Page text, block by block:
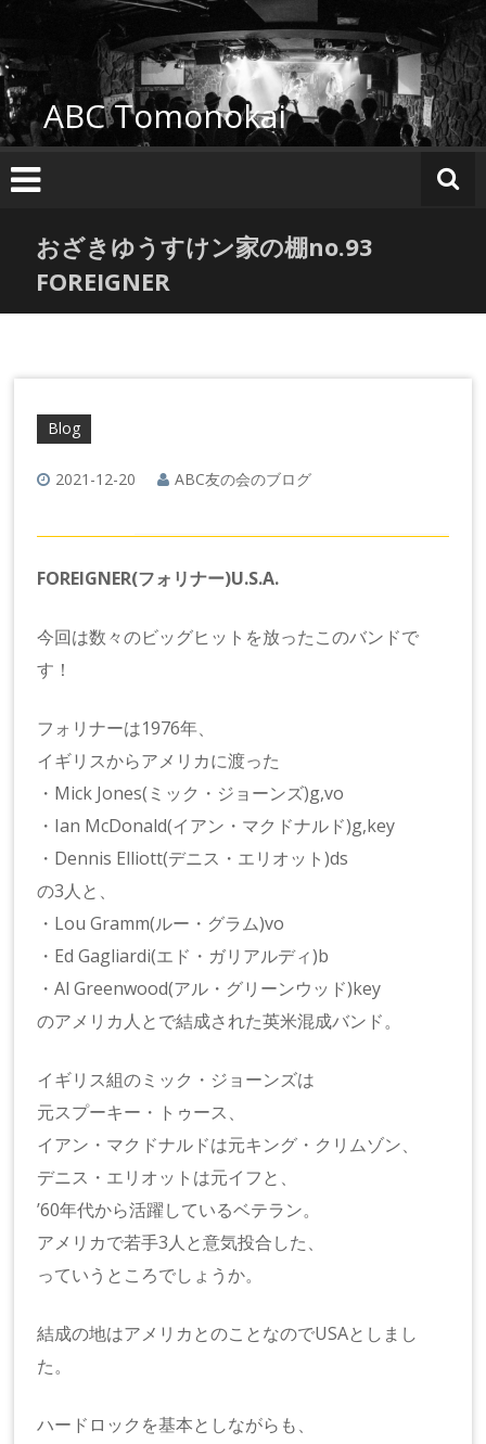
コ
テ
ン
ツ
へ
キ
ABC Tomonokai
おざきゆうすけン家の棚no.93
FOREIGNER
Blog
2021-12-20 ABC友の会のブログ
FOREIGNER(フォリナー)U.S.A.
今回は数々のビッグヒットを放ったこのバンドで
す！
フォリナーは1976年、
イギリスからアメリカに渡った
・Mick Jones(ミック・ジョーンズ)g,vo
・Ian McDonald(イアン・マクドナルド)g,key
・Dennis Elliott(デニス・エリオット)ds
の3人と、
・Lou Gramm(ルー・グラム)vo
・Ed Gagliardi(エド・ガリアルディ)b
・Al Greenwood(アル・グリーンウッド)key
のアメリカ人とで結成された英米混成バンド。
イギリス組のミック・ジョーンズは
元スプーキー・トゥース、
イアン・マクドナルドは元キング・クリムゾン、
デニス・エリオットは元イフと、
’60年代から活躍しているベテラン。
アメリカで若手3人と意気投合した、
っていうところでしょうか。
結成の地はアメリカとのことなのでUSAとしまし
た。
ハードロックを基本としながらも、